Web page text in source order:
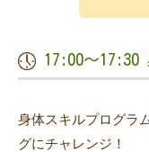
17:00〜17:30
身体スキルプログラ
グにチャレンジ！